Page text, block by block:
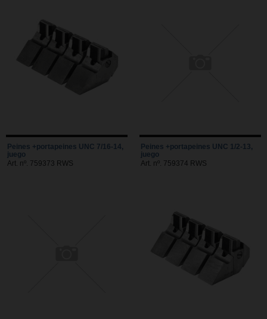
Peines +portapeines UNC 7/16-14,
juego
Art. nº. 759373 RWS
Peines +portapeines UNC 1/2-13,
juego
Art. nº. 759374 RWS